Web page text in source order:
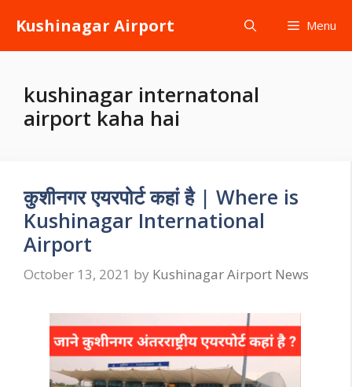
content
Kushinagar Airport Menu
kushinagar internatonal
airport kaha hai
कुशीनगर एयरपोर्ट कहां है | Where is
Kushinagar International
Airport
October 13, 2021 by Kushinagar Airport News